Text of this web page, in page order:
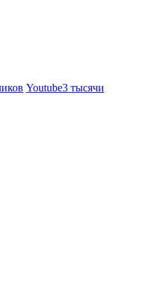
Youtube3 тысячи